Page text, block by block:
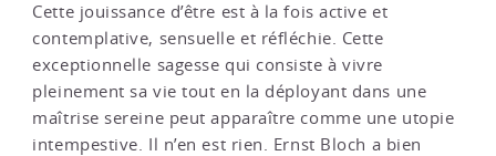
Cette jouissance d’être est à la fois active et
contemplative, sensuelle et réfléchie. Cette
exceptionnelle sagesse qui consiste à vivre
pleinement sa vie tout en la déployant dans une
maîtrise sereine peut apparaître comme une utopie
intempestive. Il n’en est rien. Ernst Bloch a bien